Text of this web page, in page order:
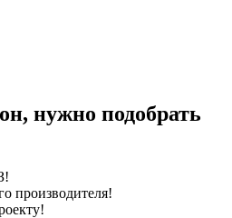
нужно подобрать
производителя!